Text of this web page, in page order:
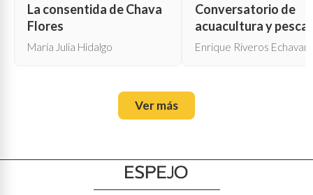
La consentida de Chava
Flores
María Julia Hidalgo
Conversatorio de
acuacultura y pesca
Enrique Riveros
Ver más